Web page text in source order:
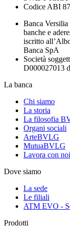
Codice ABI
Banca
banche e
iscritto
Banca SpA
Società
D000027013
La banca
Chi siamo
La storia
La filosofia
Organi sociali
ArteBVLG
MutuaBVLG
Lavora con noi
Dove siamo
La sede
Le filiali
ATM EVO -
Prodotti